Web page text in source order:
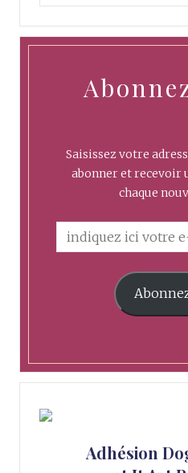
Saisissez votre
abonner et recevoir
chaque
Adhésion